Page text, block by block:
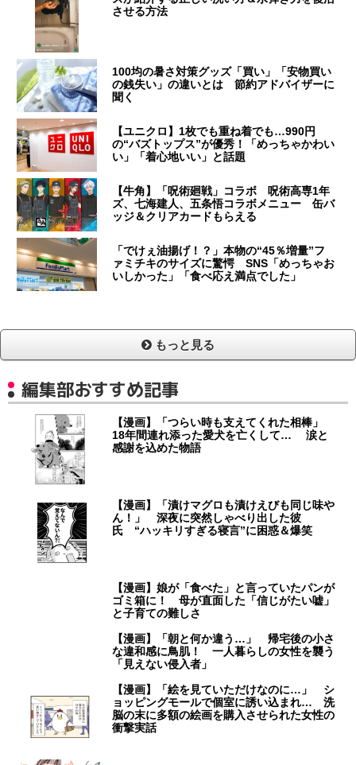
させる方法
100均の暑さ対策グッズ「買い」「安物買い
の銭失い」の違いとは 節約アドバイザーに
聞く
【ユニクロ】1枚でも重ね着でも…990円
の“バズトップス”が優秀！「めっちゃかわい
い」「着心地いい」と話題
【牛角】「呪術廻戦」コラボ 呪術高専1年
ズ、七海建人、五条悟コラボメニュー 缶バ
ッジ＆クリアカードもらえる
「でけぇ油揚げ！？」本物の“45％増量”フ
ァミチキのサイズに驚愕 SNS「めっちゃお
いしかった」「食べ応え満点でした」
もっと見る
編集部おすすめ記事
【漫画】「つらい時も支えてくれた相棒」
18年間連れ添った愛犬を亡くして… 涙と
感謝を込めた物語
【漫画】「漬けマグロも漬けえびも同じ味や
ん！」 深夜に突然しゃべり出した彼
氏 “ハッキリすぎる寝言”に困惑＆爆笑
【漫画】娘が「食べた」と言っていたパンが
ゴミ箱に！ 母が直面した「信じがたい嘘」
と子育ての難しさ
【漫画】「朝と何か違う…」 帰宅後の小さ
な違和感に鳥肌！ 一人暮らしの女性を襲う
「見えない侵入者」
【漫画】「絵を見ていただけなのに…」 シ
ョッピングモールで個室に誘い込まれ… 洗
脳の末に多額の絵画を購入させられた女性の
衝撃実話